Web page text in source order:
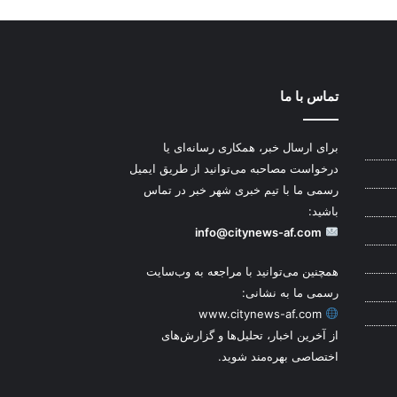
تماس با ما
برای ارسال خبر، همکاری رسانه‌ای یا
درخواست مصاحبه می‌توانید از طریق ایمیل
رسمی ما با تیم خبری شهر خبر در تماس
باشید:
info@citynews-af.com
همچنین می‌توانید با مراجعه به وب‌سایت
رسمی ما به نشانی:
www.citynews-af.com
از آخرین اخبار، تحلیل‌ها و گزارش‌های
اختصاصی بهره‌مند شوید.